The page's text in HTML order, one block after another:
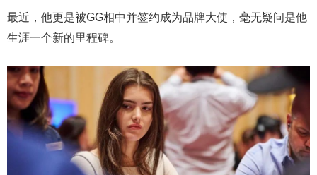
最近，他更是被GG相中并签约成为品牌大使，毫无疑问是他
生涯一个新的里程碑。